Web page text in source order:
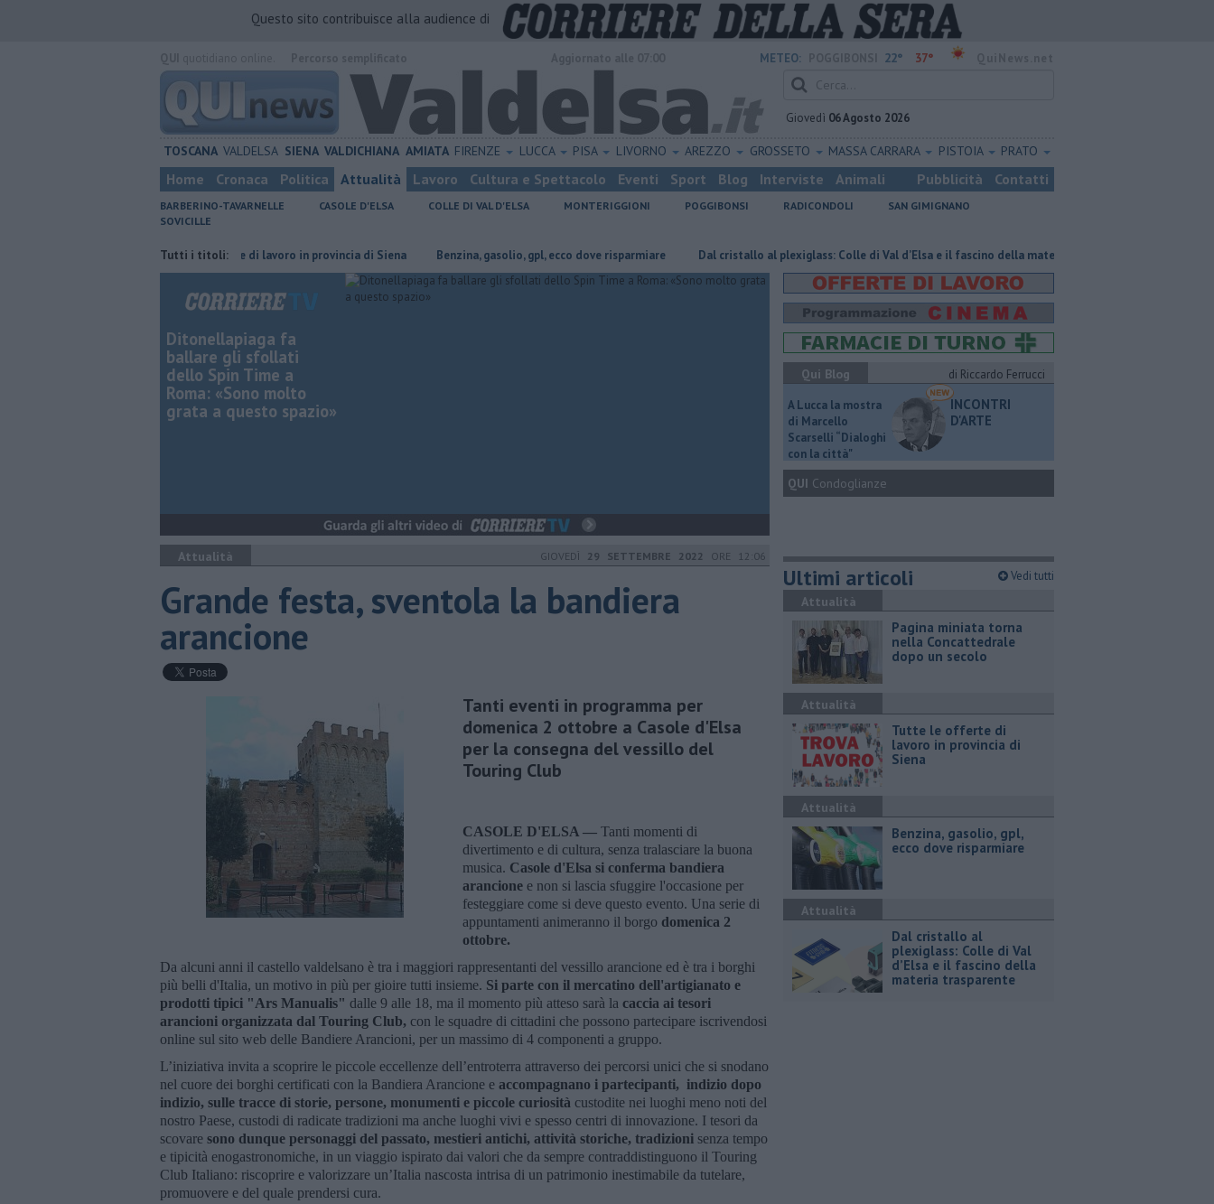
Questo sito contribuisce alla audience di
METEO: 22° 37°
Giovedì 06 Agosto 2026
TOSCANA VALDELSA SIENA VALDICHIANA AMIATA FIRENZE LUCCA PISA LIVORNO AREZZO GROSSETO MASSA CARRARA PISTOIA PRATO
Home Cronaca Politica Attualità Lavoro Cultura e Spettacolo Eventi Sport Blog Interviste Animali Pubblicità Contatti
BARBERINO-TAVARNELLE CASOLE D'ELSA COLLE DI VAL D'ELSA MONTERIGGIONI POGGIBONSI RADICONDOLI
SAN GIMIGNANO
SOVICILLE
Tutti i titoli:
​Tutte le offerte di lavoro in provincia di Siena ​Benzina, gasolio, gpl, ecco dove risparmiare Dal cristallo al plexiglass: Colle di Val d’Elsa e il fascino della materia trasparente
Ditonellapiaga fa
ballare gli sfollati
dello Spin Time a
Roma: «Sono molto
grata a questo spazio»
Attualità GIOVEDÌ 29 SETTEMBRE 2022 ORE 12:06
Grande festa, sventola la bandiera
arancione
Tanti eventi in programma per
domenica 2 ottobre a Casole d'Elsa
per la consegna del vessillo del
Touring Club
CASOLE D'ELSA — Tanti momenti di
divertimento e di cultura, senza tralasciare la buona
musica. Casole d'Elsa si conferma bandiera
arancione e non si lascia sfuggire l'occasione per
festeggiare come si deve questo evento. Una serie di
appuntamenti animeranno il borgo domenica 2
ottobre.
Da alcuni anni il castello valdelsano è tra i maggiori rappresentanti del vessillo arancione ed è tra i borghi
più belli d'Italia, un motivo in più per gioire tutti insieme. Si parte con il mercatino dell'artigianato e
prodotti tipici "Ars Manualis" dalle 9 alle 18, ma il momento più atteso sarà la caccia ai tesori
arancioni organizzata dal Touring Club, con le squadre di cittadini che possono partecipare iscrivendosi
online sul sito web delle Bandiere Arancioni, per un massimo di 4 componenti a gruppo.
L’iniziativa invita a scoprire le piccole eccellenze dell’entroterra attraverso dei percorsi unici che si snodano
nel cuore dei borghi certificati con la Bandiera Arancione e accompagnano i partecipanti, indizio dopo
indizio, sulle tracce di storie, persone, monumenti e piccole curiosità custodite nei luoghi meno noti del
nostro Paese, custodi di radicate tradizioni ma anche luoghi vivi e spesso centri di innovazione. I tesori da
scovare sono dunque personaggi del passato, mestieri antichi, attività storiche, tradizioni senza tempo
e tipicità enogastronomiche, in un viaggio ispirato dai valori che da sempre contraddistinguono il Touring
Club Italiano: riscoprire e valorizzare un’Italia nascosta intrisa di un patrimonio inestimabile da tutelare,
promuovere e del quale prendersi cura.
Qui Blog
di Riccardo Ferrucci
A Lucca la mostra
di Marcello
Scarselli “Dialoghi
con la città"
INCONTRI
D'ARTE
QUI Condoglianze
Ultimi articoli Vedi tutti
Attualità
Pagina miniata torna
nella Concattedrale
dopo un secolo
Attualità
​Tutte le offerte di
lavoro in provincia di
Siena
Attualità
​Benzina, gasolio, gpl,
ecco dove risparmiare
Attualità
Dal cristallo al
plexiglass: Colle di Val
d’Elsa e il fascino della
materia trasparente